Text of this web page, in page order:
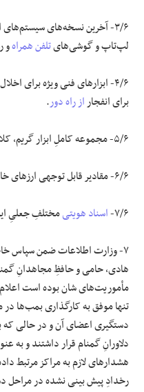
۳/۶- آخرین نسخه‌های سیستم‌های ارتباطی
لپ‌تاپ و گوشی‌هایتلفن همراهو
۴/۶- ابزار‌های فنی ویژه برای
برای انفجاراز راه دور.
۵/۶- مجموعه کاملِ ابزار گریم، کلاه گیس و وسایلی برای تغییر
۶/۶- مقادیر قابل توجهی ارز‌های خارجی و ریال ایرانی.
۷/۶- اسناد هویتیمختلفِ جعلیِ
۷- وزارت اطلاعات ضمن سپاس
هادی، حامی و حافظِ مجاهدانِ
مأموریت‌های شان بوده است
تنها موفق به کارگذاری بمب‌ها
دستگیری اعضای آن و در حالی که
دلاورانِ گمنام قرار داشتند و به
هشدار‌های لازم به مراکز مرتبط
رخدادِ پیش بینی نشده در مراحل